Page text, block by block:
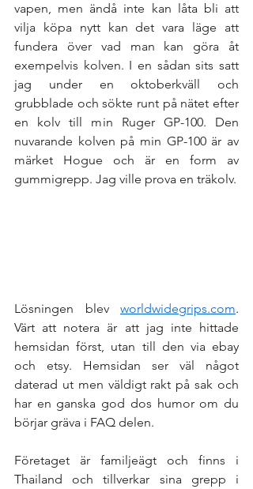
vapen, men ändå inte kan låta bli att
vilja köpa nytt kan det vara läge att
fundera över vad man kan göra åt
exempelvis kolven. I en sådan sits satt
jag under en oktoberkväll och
grubblade och sökte runt på nätet efter
en kolv till min Ruger GP-100. Den
nuvarande kolven på min GP-100 är av
märket Hogue och är en form av
Lösningen blev worldwidegrips.com.
Värt att notera är att jag inte hittade
hemsidan först, utan till den via ebay
och etsy. Hemsidan ser väl något
daterad ut men väldigt rakt på sak och
har en ganska god dos humor om du
börjar gräva i FAQ delen.
Företaget är familjeägt och finns i
Thailand och tillverkar sina grepp i